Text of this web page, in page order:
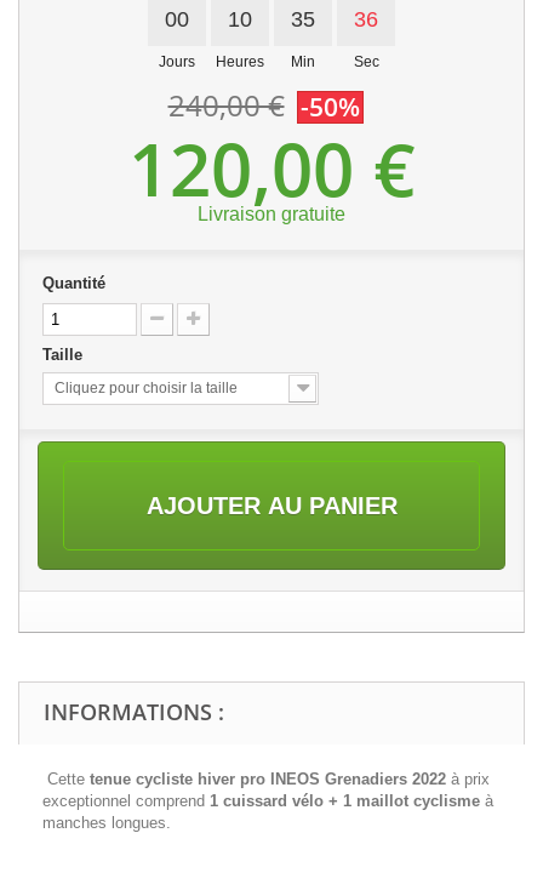
00
Jours
10
Heures
35
Min
36
Sec
240,00 € -50%
120,00 €
Livraison gratuite
Quantité
Taille
Cliquez pour choisir la taille
AJOUTER AU PANIER
INFORMATIONS :
Cette tenue cycliste hiver pro INEOS Grenadiers 2022 à prix
exceptionnel comprend 1 cuissard vélo + 1 maillot cyclisme à
manches longues.